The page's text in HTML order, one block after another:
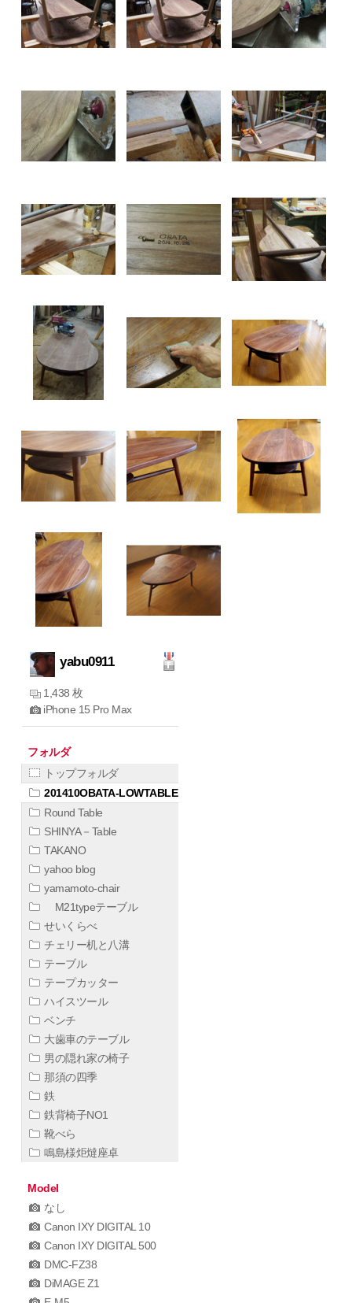
yabu0911
1,438 枚
iPhone 15 Pro Max
フォルダ
トップフォルダ
201410OBATA-LOWTABLE
Round Table
SHINYA－Table
TAKANO
yahoo blog
yamamoto-chair
M21typeテーブル
せいくらべ
チェリー机と八溝
テーブル
テープカッター
ハイスツール
ベンチ
大歯車のテーブル
男の隠れ家の椅子
那須の四季
鉄
鉄背椅子NO1
靴べら
鳴島様炬燵座卓
Model
なし
Canon IXY DIGITAL 10
Canon IXY DIGITAL 500
DMC-FZ38
DiMAGE Z1